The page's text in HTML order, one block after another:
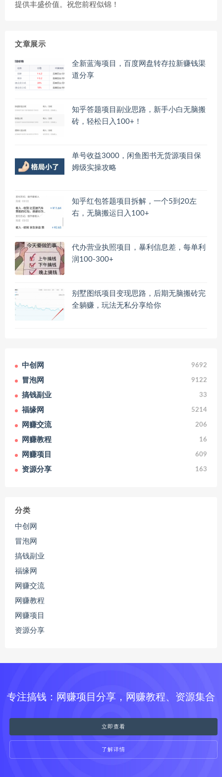
提供丰盛价值。祝您前程似锦！
文章展示
全新蓝海项目，百度网盘转存拉新赚钱渠
道分享
知乎答题项目副业思路，新手小白无脑搬
砖，轻松日入100+！
单号收益3000，闲鱼图书无货源项目保
姆级实操攻略
知乎红包答题项目拆解，一个5到20左
右，无脑搬运日入100+
代办营业执照项目，暴利信息差，每单利
润100-300+
别墅图纸项目变现思路，后期无脑搬砖完
全躺赚，玩法无私分享给你
中创网 9692
冒泡网 9122
搞钱副业 33
福缘网 5214
网赚交流 206
网赚教程 16
网赚项目 609
资源分享 163
分类
中创网
冒泡网
搞钱副业
福缘网
网赚交流
网赚教程
网赚项目
资源分享
专注搞钱：网赚项目分享，网赚教程、资源集合
立即查看
了解详情